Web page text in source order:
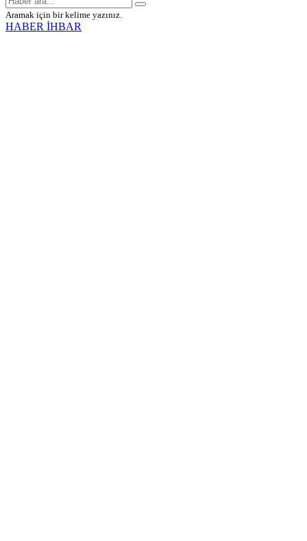
Aramak için bir kelime yazınız.
HABER İHBAR